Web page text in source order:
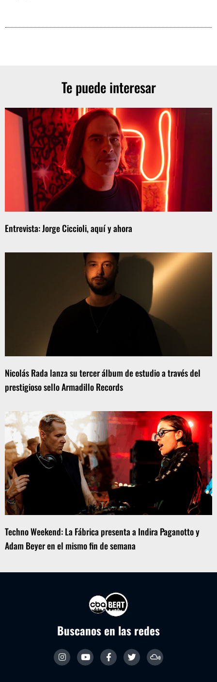
Te puede interesar
Entrevista: Jorge Ciccioli, aquí y ahora
Nicolás Rada lanza su tercer álbum de estudio a través del
prestigioso sello Armadillo Records
Techno Weekend: La Fábrica presenta a Indira Paganotto y
Adam Beyer en el mismo fin de semana
Buscanos en las redes